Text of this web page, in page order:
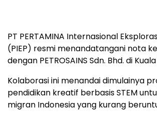
PT PERTAMINA Internasional
(PIEP) resmi menandatangani nota
dengan PETROSAINS Sdn. Bhd. di
Kolaborasi ini menandai dimulainya
pendidikan kreatif berbasis STEM
migran Indonesia yang kurang